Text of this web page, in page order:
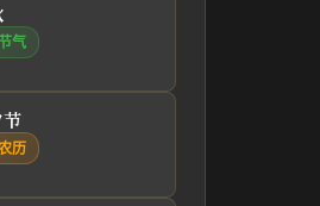
气
历